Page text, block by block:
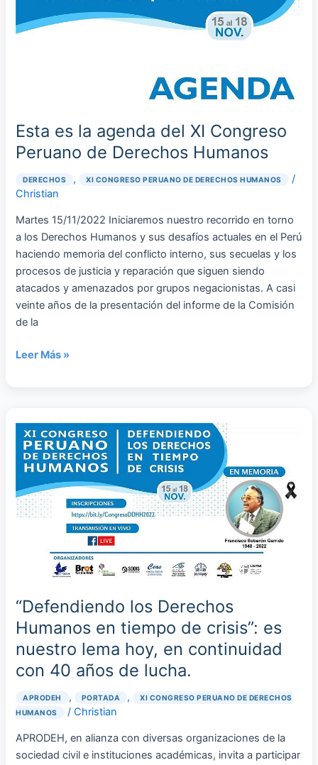
Esta es la agenda del XI Congreso
Peruano de Derechos Humanos
DERECHOS , XI CONGRESO PERUANO DE DERECHOS HUMANOS
/
Christian
Martes 15/11/2022 Iniciaremos nuestro recorrido en torno
a los Derechos Humanos y sus desafíos actuales en el Perú
haciendo memoria del conflicto interno, sus secuelas y los
procesos de justicia y reparación que siguen siendo
atacados y amenazados por grupos negacionistas. A casi
veinte años de la presentación del informe de la Comisión
de la
XI
Leer Más »
“Defendiendo los Derechos
Humanos en tiempo de crisis”: es
nuestro lema hoy, en continuidad
con 40 años de lucha.
APRODEH , PORTADA ,
XI CONGRESO PERUANO DE DERECHOS
HUMANOS
/ Christian
APRODEH, en alianza con diversas organizaciones de la
sociedad civil e instituciones académicas, invita a participar
“Defendiendo
los
Derechos
Humanos
en
tiempo
lema
hoy,
en
continuidad
con
años
lucha.